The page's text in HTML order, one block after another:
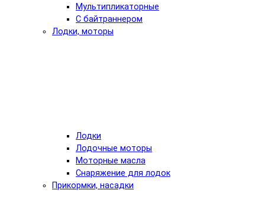
Мультипликаторные
С байтраннером
Лодки, моторы
Лодки
Лодочные моторы
Моторные масла
Снаряжение для лодок
Прикормки, насадки